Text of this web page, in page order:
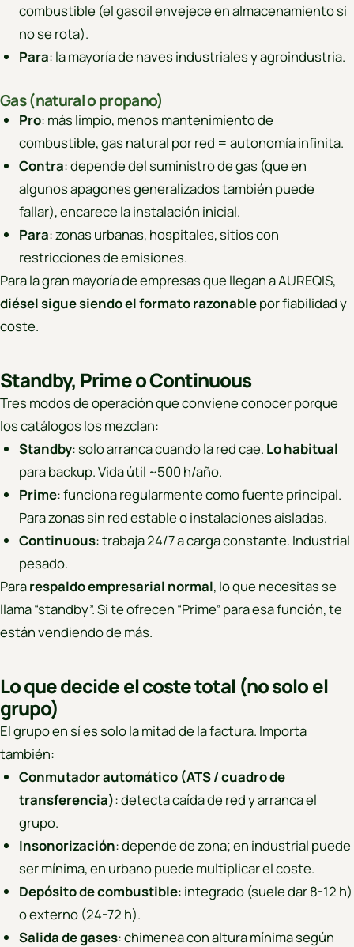
combustible (el gasoil envejece en almacenamiento si
no se rota).
Para: la mayoría de naves industriales y agroindustria.
Gas (natural o propano)
Pro: más limpio, menos mantenimiento de
combustible, gas natural por red = autonomía infinita.
Contra: depende del suministro de gas (que en
algunos apagones generalizados también puede
fallar), encarece la instalación inicial.
Para: zonas urbanas, hospitales, sitios con
restricciones de emisiones.
Para la gran mayoría de empresas que llegan a AUREQIS,
diésel sigue siendo el formato razonablepor fiabilidad y
coste.
Standby, Prime o Continuous
Tres modos de operación que conviene conocer porque
los catálogos los mezclan:
Standby: solo arranca cuando la red cae. Lo habitual
para backup. Vida útil ~500 h/año.
Prime: funciona regularmente como fuente principal.
Para zonas sin red estable o instalaciones aisladas.
Continuous: trabaja 24/7 a carga constante. Industrial
pesado.
Pararespaldo empresarial normal, lo que necesitas se
llama “standby”. Si te ofrecen “Prime” para esa función, te
están vendiendo de más.
Lo que decide el coste total (no solo el
grupo)
El grupo en sí es solo la mitad de la factura. Importa
también:
Conmutador automático (ATS / cuadro de
transferencia): detecta caída de red y arranca el
grupo.
Insonorización: depende de zona; en industrial puede
ser mínima, en urbano puede multiplicar el coste.
Depósito de combustible: integrado (suele dar 8-12 h)
o externo (24-72 h).
Salida de gases: chimenea con altura mínima según